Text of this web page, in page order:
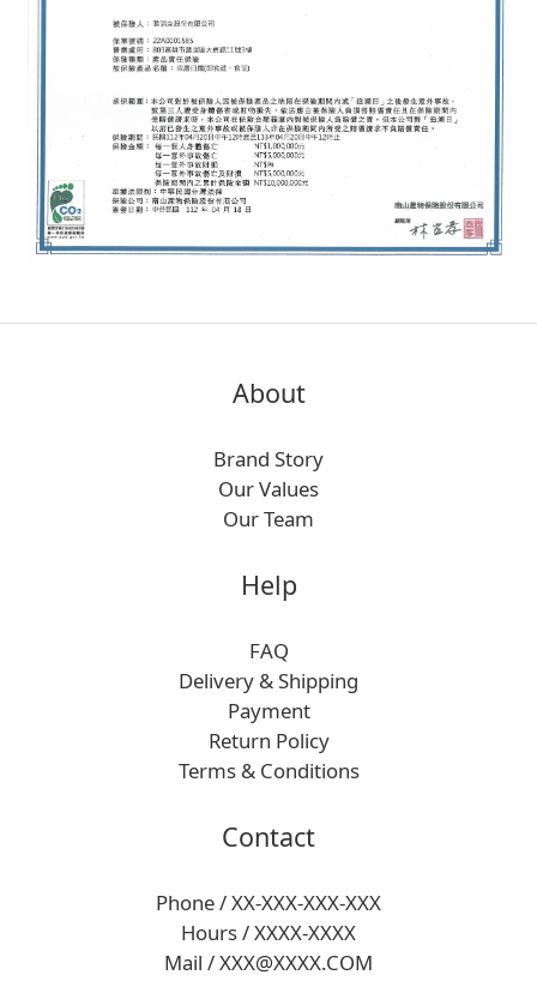
About
Brand Story
Our Values
Our Team
Help
FAQ
Delivery & Shipping
Payment
Return Policy
Terms & Conditions
Contact
Phone / XX-XXX-XXX-XXX
Hours / XXXX-XXXX
Mail / XXX@XXXX.COM